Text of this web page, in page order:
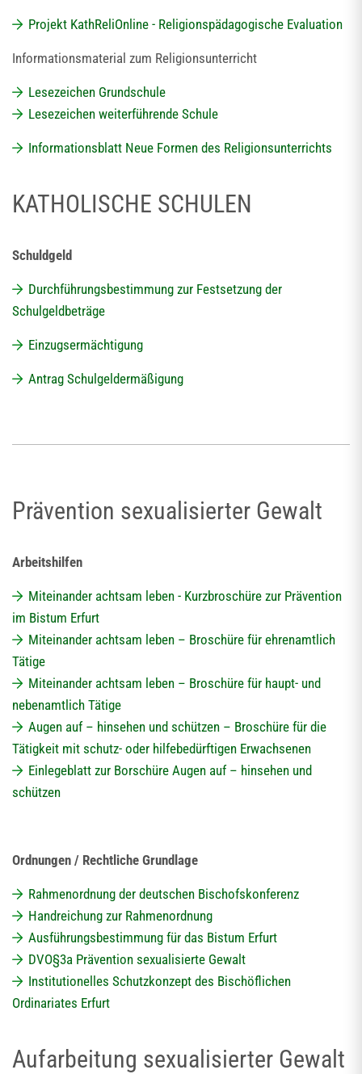
Projekt KathReliOnline - Religionspädagogische Evaluation
Informationsmaterial zum Religionsunterricht
Lesezeichen Grundschule
Lesezeichen weiterführende Schule
Informationsblatt Neue Formen des Religionsunterrichts
KATHOLISCHE SCHULEN
Schuldgeld
Durchführungsbestimmung zur Festsetzung der
Schulgeldbeträge
Einzugsermächtigung
Antrag Schulgeldermäßigung
Prävention sexualisierter Gewalt
Arbeitshilfen
Miteinander achtsam leben - Kurzbroschüre zur Prävention
im Bistum Erfurt
Miteinander achtsam leben – Broschüre für ehrenamtlich
Tätige
Miteinander achtsam leben – Broschüre für haupt- und
nebenamtlich Tätige
Augen auf – hinsehen und schützen – Broschüre für die
Tätigkeit mit schutz- oder hilfebedürftigen Erwachsenen
Einlegeblatt zur Borschüre Augen auf – hinsehen und
schützen
Ordnungen / Rechtliche Grundlage
Rahmenordnung der deutschen Bischofskonferenz
Handreichung zur Rahmenordnung
Ausführungsbestimmung für das Bistum Erfurt
DVO§3a Prävention sexualisierte Gewalt
Institutionelles Schutzkonzept des Bischöflichen
Ordinariates Erfurt
Aufarbeitung sexualisierter Gewalt